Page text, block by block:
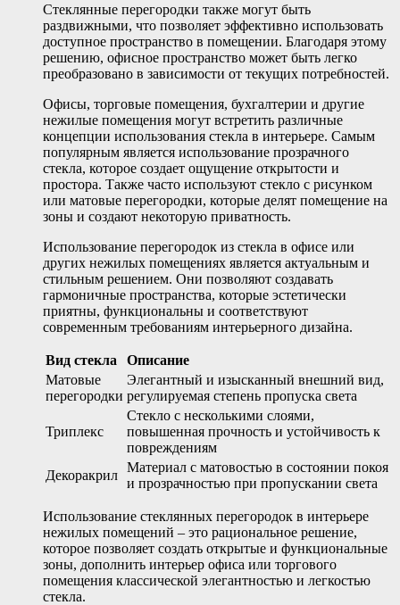
Стеклянные перегородки также могут быть
раздвижными, что позволяет эффективно использовать
доступное пространство в помещении. Благодаря этому
решению, офисное пространство может быть легко
преобразовано в зависимости от текущих потребностей.
Офисы, торговые помещения, бухгалтерии и другие
нежилые помещения могут встретить различные
концепции использования стекла в интерьере. Самым
популярным является использование прозрачного
стекла, которое создает ощущение открытости и
простора. Также часто используют стекло с рисунком
или матовые перегородки, которые делят помещение на
зоны и создают некоторую приватность.
Использование перегородок из стекла в офисе или
других нежилых помещениях является актуальным и
стильным решением. Они позволяют создавать
гармоничные пространства, которые эстетически
приятны, функциональны и соответствуют
современным требованиям интерьерного дизайна.
Вид стекла
Описание
Матовые
перегородки
Элегантный и изысканный внешний вид,
регулируемая степень пропуска света
Триплекс
Стекло с несколькими слоями,
повышенная прочность и устойчивость к
повреждениям
Декоракрил
Материал с матовостью в состоянии покоя
и прозрачностью при пропускании света
Использование стеклянных перегородок в интерьере
нежилых помещений – это рациональное решение,
которое позволяет создать открытые и функциональные
зоны, дополнить интерьер офиса или торгового
помещения классической элегантностью и легкостью
стекла.